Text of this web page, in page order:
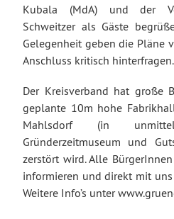
Kubala (MdA) und der
Schweitzer als Gäste
Gelegenheit geben die Pläne
Anschluss kritisch hinterfragen.
Der Kreisverband hat große
geplante 10m hohe
Mahlsdorf (in
Gründerzeitmuseum und
zerstört wird. Alle
informieren und direkt mit uns
Weitere Info’s unter